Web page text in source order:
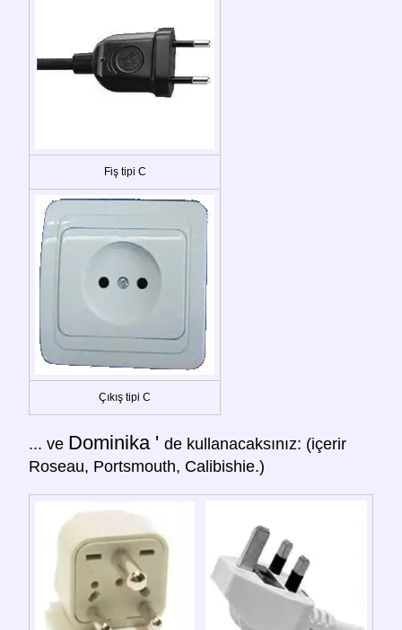
Fiş tipi C
Çıkış tipi C
... ve Dominika ' de kullanacaksınız: (içerir
Roseau, Portsmouth, Calibishie.)